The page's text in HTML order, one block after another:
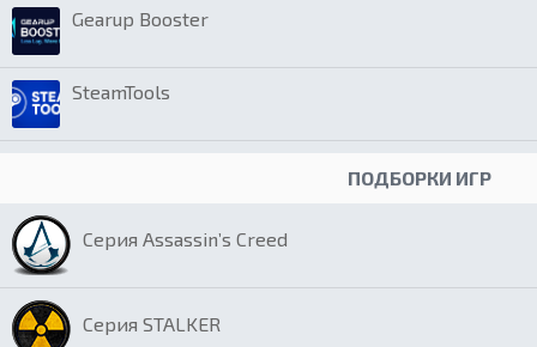
Gearup Booster
SteamTools
ПОДБОРКИ ИГР
Серия Assassin’s Creed
Серия STALKER